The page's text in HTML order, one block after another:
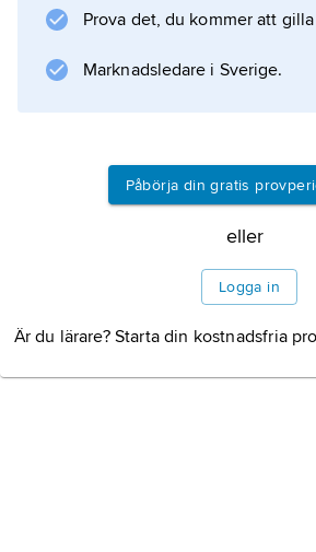
Information om artikeln
Prova det, du kommer att
Marknadsledare i Sverige.
Påbörja din gratis
eller
Logga in
Är du lärare? Starta din kostnadsfria